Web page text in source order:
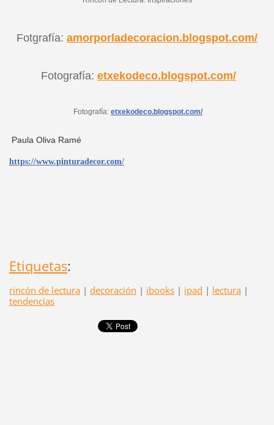
Fotgrafía: amorporladecoracion.blogspot.com/
Fotografía: etxekodeco.blogspot.com/
Fotografía: etxekodeco.blogspot.com/
Paula Oliva Ramé
https://www.pinturadecor.com/
Etiquetas:
rincón de lectura | decoración | ibooks | ipad | lectura |
tendencias